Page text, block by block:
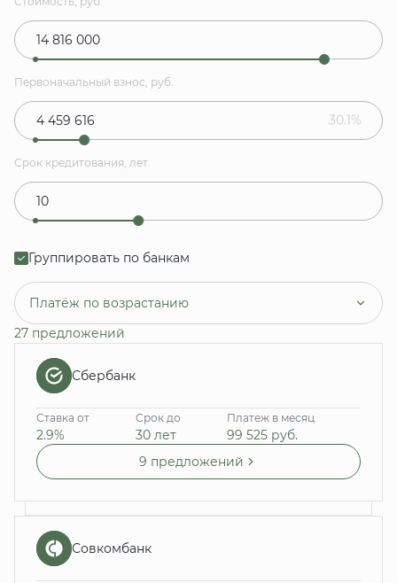
Первоначальный взнос, руб.
30.1%
Срок кредитования, лет
Группировать по банкам
Платёж по возрастанию
27 предложений
Сбербанк
Ставка от
2.9%
Срок до
30 лет
Платеж в месяц
99 525 руб.
9 предложений
Совкомбанк